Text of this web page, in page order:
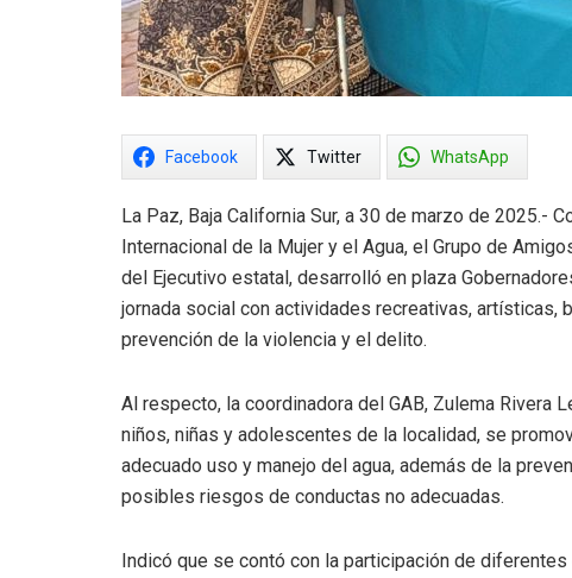
Facebook Twitter WhatsApp
La Paz, Baja California Sur, a 30 de marzo de 2025.-
Internacional de la Mujer y el Agua, el Grupo de
del Ejecutivo estatal, desarrolló en plaza
jornada social con actividades recreativas, artísticas,
prevención de la violencia y el delito.
Al respecto, la coordinadora del GAB, Zulema Rivera
niños, niñas y adolescentes de la localidad, se
adecuado uso y manejo del agua, además de la
posibles riesgos de conductas no adecuadas.
Indicó que se contó con la participación de